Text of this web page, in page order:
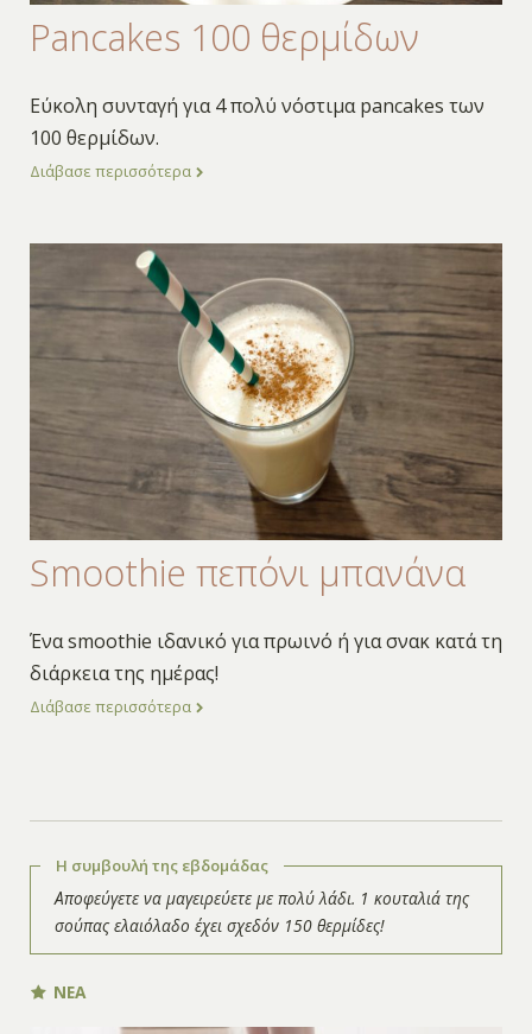
Pancakes 100 θερμίδων
Εύκολη συνταγή για 4 πολύ νόστιμα pancakes των
100 θερμίδων.
Διάβασε περισσότερα
Smoothie πεπόνι μπανάνα
Ένα smoothie ιδανικό για πρωινό ή για σνακ κατά τη
διάρκεια της ημέρας!
Διάβασε περισσότερα
Η συμβουλή της εβδομάδας
Αποφεύγετε να μαγειρεύετε με πολύ λάδι. 1 κουταλιά της
σούπας ελαιόλαδο έχει σχεδόν 150 θερμίδες!
ΝΕΑ